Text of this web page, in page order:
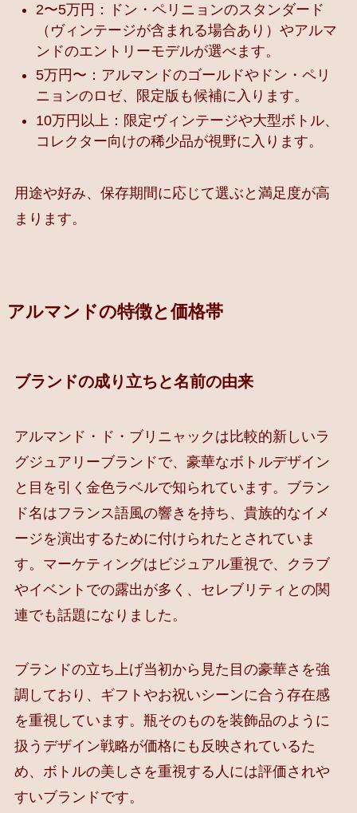
2〜5万円：ドン・ペリニョンのスタンダード
（ヴィンテージが含まれる場合あり）やアルマ
ンドのエントリーモデルが選べます。
5万円〜：アルマンドのゴールドやドン・ペリ
ニョンのロゼ、限定版も候補に入ります。
10万円以上：限定ヴィンテージや大型ボトル、
コレクター向けの稀少品が視野に入ります。
用途や好み、保存期間に応じて選ぶと満足度が高
まります。
アルマンドの特徴と価格帯
ブランドの成り立ちと名前の由来
アルマンド・ド・ブリニャックは比較的新しいラ
グジュアリーブランドで、豪華なボトルデザイン
と目を引く金色ラベルで知られています。ブラン
ド名はフランス語風の響きを持ち、貴族的なイメ
ージを演出するために付けられたとされていま
す。マーケティングはビジュアル重視で、クラブ
やイベントでの露出が多く、セレブリティとの関
連でも話題になりました。
ブランドの立ち上げ当初から見た目の豪華さを強
調しており、ギフトやお祝いシーンに合う存在感
を重視しています。瓶そのものを装飾品のように
扱うデザイン戦略が価格にも反映されているた
め、ボトルの美しさを重視する人には評価されや
すいブランドです。